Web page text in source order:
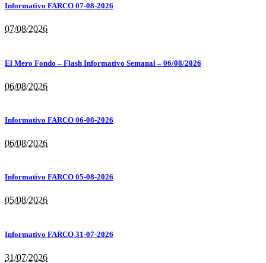
Informativo FARCO 07-08-2026
07/08/2026
El Mero Fondo – Flash Informativo Semanal – 06/08/2026
06/08/2026
Informativo FARCO 06-08-2026
06/08/2026
Informativo FARCO 05-08-2026
05/08/2026
Informativo FARCO 31-07-2026
31/07/2026